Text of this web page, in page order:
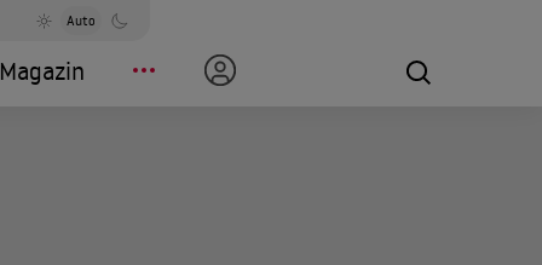
Auto
Magazin